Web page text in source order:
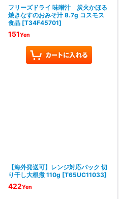
フリーズドライ 味噌汁 炭火かほる
焼きなすのおみそ汁 8.7g コスモス
食品 [T34F45701]
151Yen
【海外発送可】レンジ対応パック 切
り干し大根煮 110g [T65UC11033]
422Yen